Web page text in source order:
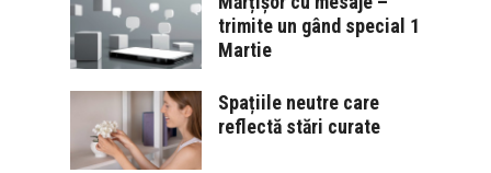
trimite un gând special 1
Martie
Spațiile neutre care
reflectă stări curate